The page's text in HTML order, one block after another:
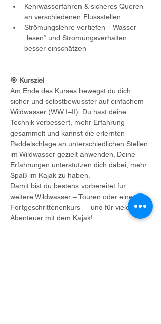
Kehrwasserfahren & sicheres Queren
an verschiedenen Flussstellen
Strömungslehre vertiefen – Wasser
„lesen“ und Strömungsverhalten
besser einschätzen
🎯 Kursziel
Am Ende des Kurses bewegst du dich
sicher und selbstbewusster auf einfachem
Wildwasser (WW I–II). Du hast deine
Technik verbessert, mehr Erfahrung
gesammelt und kannst die erlernten
Paddelschläge an unterschiedlichen Stellen
im Wildwasser gezielt anwenden. Deine
Erfahrungen unterstützen dich dabei, mehr
Spaß im Kajak zu haben.
Damit bist du bestens vorbereitet für
weitere Wildwasser – Touren oder einen
Fortgeschrittenenkurs  – und für viele neue
Abenteuer mit dem Kajak!